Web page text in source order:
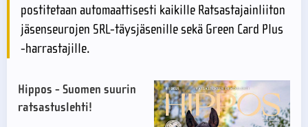
postitetaan automaattisesti kaikille Ratsastajainliiton
jäsenseurojen SRL-täysjäsenille sekä Green Card Plus
-harrastajille.
Hippos - Suomen suurin
ratsastuslehti!